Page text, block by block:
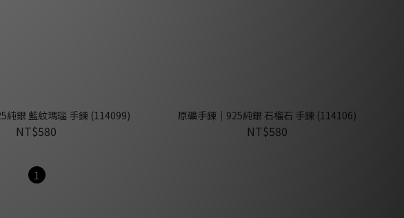
純銀 藍紋瑪瑙 手鍊 (114099)
NT$580
原礦手鍊｜925純銀 石榴石 手鍊 (114106)
NT$580
1